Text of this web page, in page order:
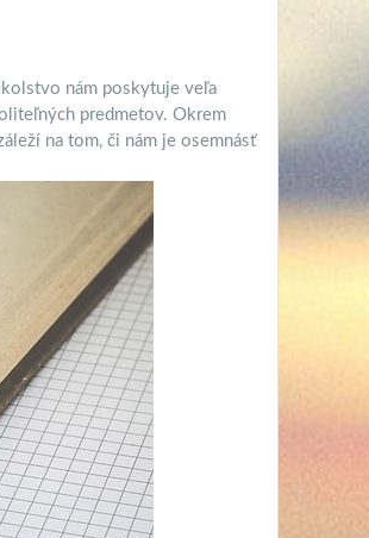
nám poskytuje veľa
predmetov. Okrem
na tom, či nám je osemnásť